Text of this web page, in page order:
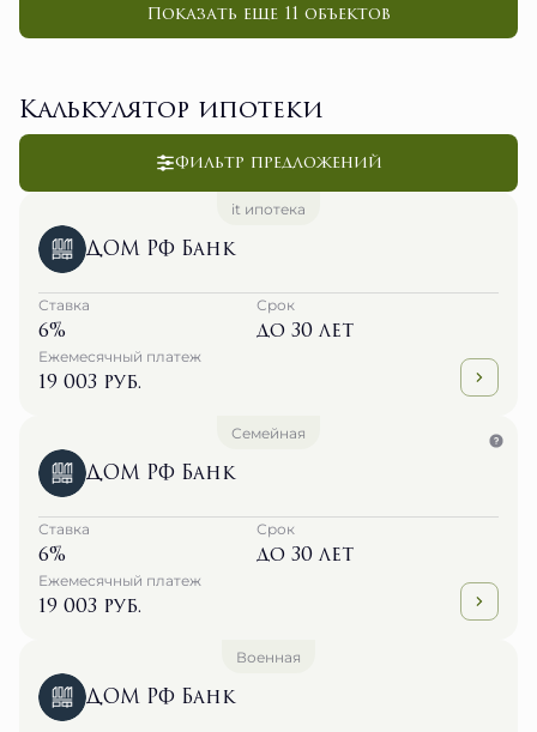
Показать еще 11 объектов
Калькулятор ипотеки
Фильтр предложений
it ипотека
ДОМ РФ Банк
Ставка
6%
Срок
до 30 лет
Ежемесячный платеж
19 003 руб.
Семейная
ДОМ РФ Банк
Ставка
6%
Срок
до 30 лет
Ежемесячный платеж
19 003 руб.
Военная
ДОМ РФ Банк